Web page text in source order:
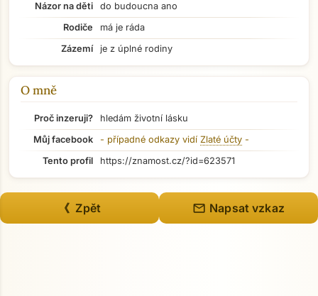
Názor na děti
do budoucna ano
Rodiče
má je ráda
Zázemí
je z úplné rodiny
O mně
Proč inzeruji?
hledám životní lásku
Můj facebook
- případné odkazy vidí Zlaté účty -
Tento profil
https://znamost.cz/?id=623571
《 Zpět mail Napsat vzkaz